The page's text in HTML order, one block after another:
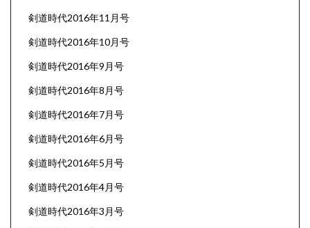
剣道時代2016年11月号
剣道時代2016年10月号
剣道時代2016年9月号
剣道時代2016年8月号
剣道時代2016年7月号
剣道時代2016年6月号
剣道時代2016年5月号
剣道時代2016年4月号
剣道時代2016年3月号